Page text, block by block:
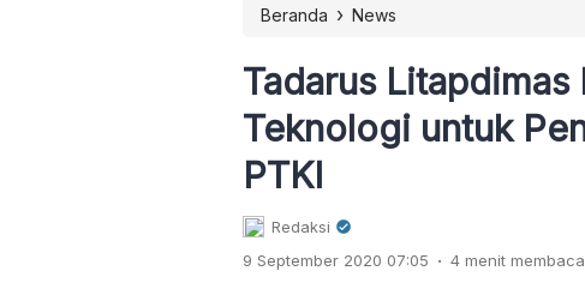
Beranda › News
Tadarus Litapdimas
Teknologi untuk
PTKI
Redaksi
9 September 2020 07:05 . 4 menit membaca